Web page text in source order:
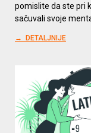
pomislite da ste pri
sačuvali svoje
→ DETALJNIJE